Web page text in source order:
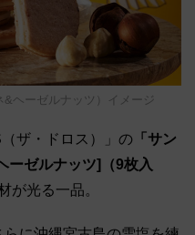
&ヘーゼルナッツ）イメージ
ザ・ドロス）」の 「サン
ーゼルナッツ]（9枚入
が光る一品。